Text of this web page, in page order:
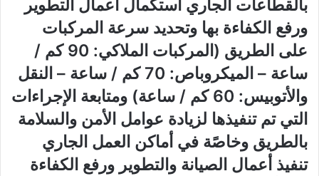
بالقطاعات الجاري استكمال أعمال التطوير
ورفع الكفاءة بها وتحديد سرعة المركبات
على الطريق (المركبات الملاكي: 90 كم /
ساعة – الميكروباص: 70 كم / ساعة – النقل
والأتوبيس: 60 كم / ساعة) ومتابعة الإجراءات
التي تم تنفيذها لزيادة عوامل الأمن والسلامة
بالطريق وخاصًة في أماكن العمل الجاري
تنفيذ أعمال الصيانة والتطوير ورفع الكفاءة